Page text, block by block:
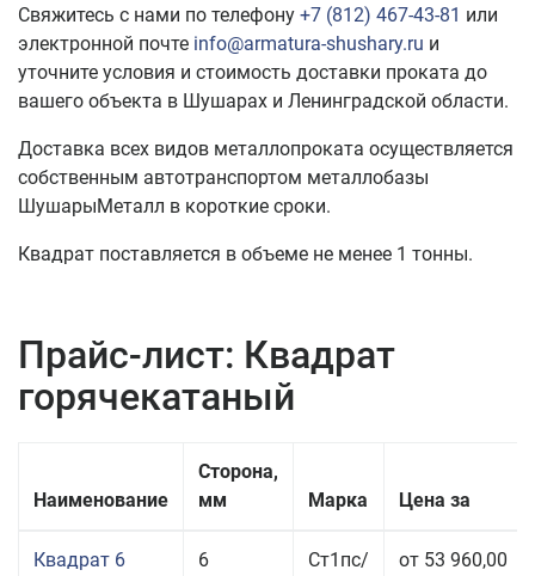
Свяжитесь с нами по телефону +7 (812) 467-43-81 или
электронной почте info@armatura-shushary.ru и
уточните условия и стоимость доставки проката до
вашего объекта в Шушарах и Ленинградской области.
Доставка всех видов металлопроката осуществляется
собственным автотранспортом металлобазы
ШушарыМеталл в короткие сроки.
Квадрат поставляется в объеме не менее 1 тонны.
Прайс-лист: Квадрат
горячекатаный
Наименование
Сторона,
мм
Марка Цена за
Квадрат 6 6
Ст1пс/
от 53 960,00